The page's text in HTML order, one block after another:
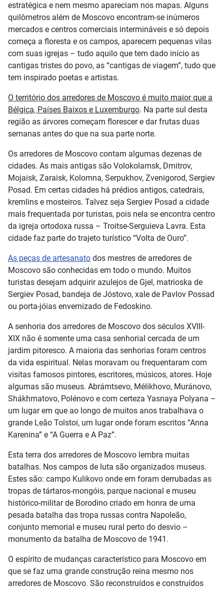
estratégica e nem mesmo apareciam nos mapas. Alguns
quilômetros além de Moscovo encontram-se inúmeros
mercados e centros comerciais intermináveis e só depois
começa a floresta e os campos, aparecem pequenas vilas
com suas igrejas – tudo aquilo que tem dado início as
cantigas tristes do povo, as “cantigas de viagem”, tudo que
tem inspirado poetas e artistas.
O território dos arredores de Moscovo é muito maior que a
Bélgica, Países Baixos e Luxemburgo. Na parte sul desta
região as árvores começam florescer e dar frutas duas
semanas antes do que na sua parte norte.
Os arredores de Moscovo contam algumas dezenas de
cidades. As mais antigas são Volokolamsk, Dmitrov,
Mojaisk, Zaraisk, Kolomna, Serpukhov, Zvenigorod, Sergiev
Posad. Em certas cidades há prédios antigos, catedrais,
kremlins e mosteiros. Talvez seja Sergiev Posad a cidade
mais frequentada por turistas, pois nela se encontra centro
da igreja ortodoxa russa – Troitse-Serguieva Lavra. Esta
cidade faz parte do trajeto turístico “Volta de Ouro”.
As peças de artesanato dos mestres de arredores de
Moscovo são conhecidas em todo o mundo. Muitos
turistas desejam adquirir azulejos de Gjel, matrioska de
Sergiev Posad, bandeja de Jóstovo, xale de Pavlov Possad
ou porta-jóias envernizado de Fedoskino.
A senhoria dos arredores de Moscovo dos séculos XVIII-
XIX não é somente uma casa senhorial cercada de um
jardim pitoresco. A maioria das senhorias foram centros
da vida espiritual. Nelas moravam ou frequentaram com
visitas famosos pintores, escritores, músicos, atores. Hoje
algumas são museus. Abrámtsevo, Mélikhovo, Muránovo,
Shákhmatovo, Polénovo e com certeza Yasnaya Polyana –
um lugar em que ao longo de muitos anos trabalhava o
grande Leão Tolstoi, um lugar onde foram escritos “Anna
Karenina” e “A Guerra e A Paz”.
Esta terra dos arredores de Moscovo lembra muitas
batalhas. Nos campos de luta são organizados museus.
Estes são: campo Kulikovo onde em foram derrubadas as
tropas de tártaros-mongóis, parque nacional e museu
histórico-militar de Borodino criado em honra de uma
pesada batalha das tropa russas contra Napoleão,
conjunto memorial e museu rural perto do desvio –
monumento da batalha de Moscovo de 1941.
O espírito de mudanças característico para Moscovo em
que se faz uma grande construção reina mesmo nos
arredores de Moscovo. São reconstruídos e construídos